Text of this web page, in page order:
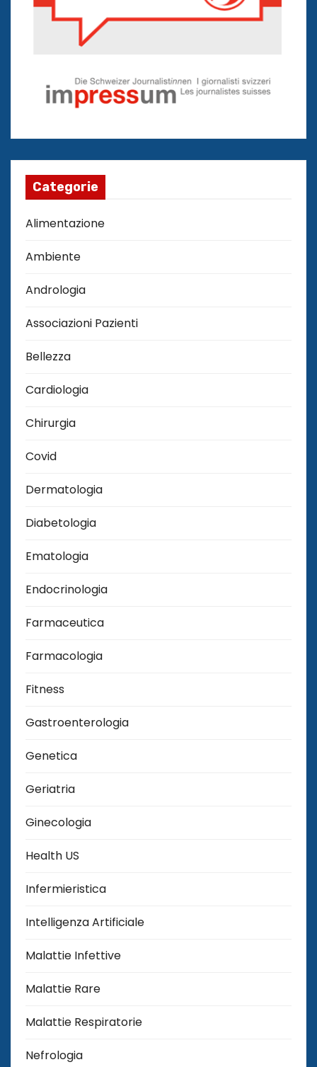
Categorie
Alimentazione
Ambiente
Andrologia
Associazioni Pazienti
Bellezza
Cardiologia
Chirurgia
Covid
Dermatologia
Diabetologia
Ematologia
Endocrinologia
Farmaceutica
Farmacologia
Fitness
Gastroenterologia
Genetica
Geriatria
Ginecologia
Health US
Infermieristica
Intelligenza Artificiale
Malattie Infettive
Malattie Rare
Malattie Respiratorie
Nefrologia